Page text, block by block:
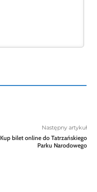
Następny artykuł
Kup bilet online do Tatrzańskiego
Parku Narodowego